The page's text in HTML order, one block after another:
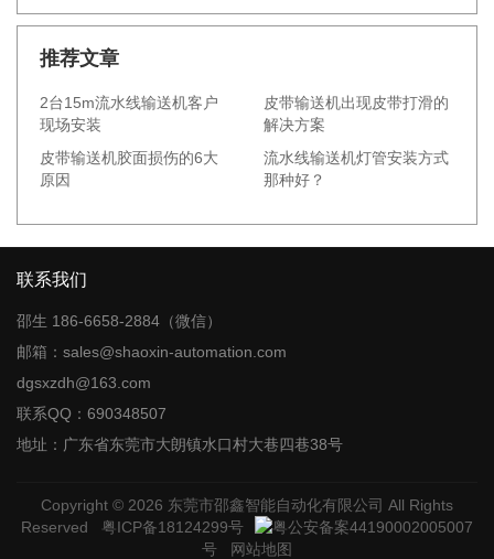
推荐文章
2台15m流水线输送机客户
现场安装
皮带输送机出现皮带打滑的
解决方案
皮带输送机胶面损伤的6大
原因
流水线输送机灯管安装方式
那种好？
联系我们
邵生 186-6658-2884（微信）
邮箱：sales@shaoxin-automation.com
dgsxzdh@163.com
联系QQ：690348507
地址：广东省东莞市大朗镇水口村大巷四巷38号
Copyright © 2026 东莞市邵鑫智能自动化有限公司 All Rights
Reserved 粤ICP备18124299号
粤公安备案44190002005007
号
网站地图